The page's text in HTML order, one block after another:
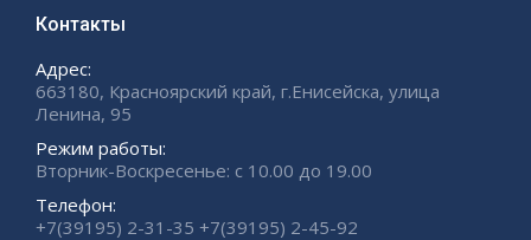
Контакты
Адрес:
663180, Красноярский край, г.Енисейска, улица
Ленина, 95
Режим работы:
Вторник-Воскресенье: с 10.00 до 19.00
Телефон:
+7(39195) 2-31-35 +7(39195) 2-45-92